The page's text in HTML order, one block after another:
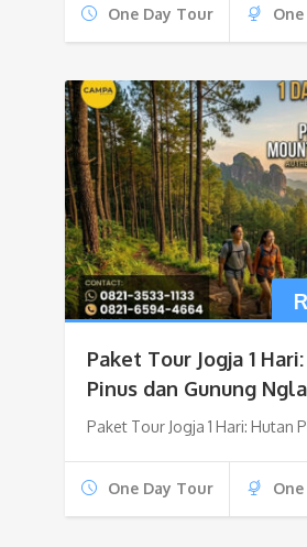
One Day Tour
Paket Tour Jogja 1
Pinus dan Gunung
Paket Tour Jogja 1 Hari: Hutan
One Day Tour